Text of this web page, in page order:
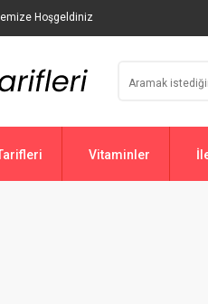
Hoşgeldiniz
Vitaminler